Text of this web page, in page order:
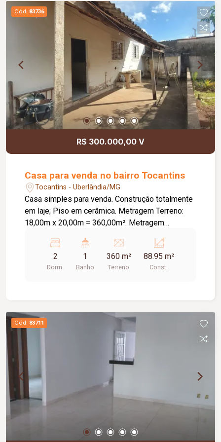
Cód. 83736
R$ 300.000,00 V
Casa para venda no bairro Tocantins
Tocantins - Uberlândia/MG
Casa simples para venda. Construção totalmente
em laje; Piso em cerâmica. Metragem Terreno:
18,00m x 20,00m = 360,00m². Metragem
2
Dorm.
1
Banho
360 m²
Terreno
88.95 m²
Const.
Cód. 83711